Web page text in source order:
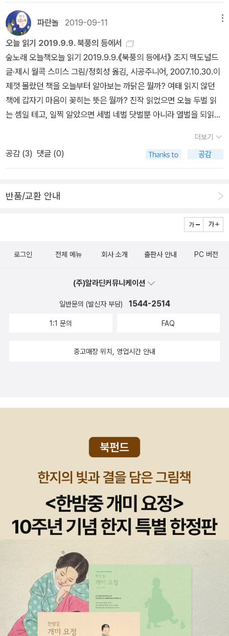
어른이자 어버이라면, 아이들이 사랑으로 물려받을 만한 글을 쓰고
책을 엮을 일이라고 봅니다. 우리가 ‘사람’이라면, 우리 글감과 그림감
과 사진감과 이야깃감은 늘 ‘사랑’이되, ‘숲빛으로 물들면서 스스로 살
림을 짓고 노래하는 사랑’이어야 사람다우리라 봅니다. 쇳덩이가 가
득하고 죽음김(배기가스)이 매캐한 곳에서만 매미가 온힘을 쥐어짜
듯 악을 쓰면서 웁니다. 이와 달리 푸르게 우거진 숲에서 매미는 느긋
이 노래해요. 느긋이 노랫가락을 펴다가 쉬면서 바람을 마시고 해를
보고 나비를 지켜봅니다. 오늘날 서울(도시)은 매미가 노래를 잊고 잃
기로 해요. 어른으로서 무슨 글을 쓰고 읽는지 다시 살피기로 해요.
‘뜻있거나 좋은 책’이 아닌 ‘사랑으로 아름답고 참한 책’이 아니라면
구태여 읽을 까닭도 쓸 까닭도 없다고 봅니다. 돌개바람을 미워하거
까요? 돌개바람은 바다에서 태어납니다. 바다는 뭍을 사랑으로 포근
보기로 해요.ㅅㄴㄹ* 새로운 우리말꽃(국어사전) 짓는 일에 길동무
는 책숲, 숲노래’ 지기(최종규)가 쓴 책을 즐거이 장만해 주셔도 새로
록 추스릅니다. 어떤 말이든 곱씹어 보고서 스스로 펼 새말을 손수 짓
고 엮고 여미어서 옮깁니다. 그림책 느낌글을 쓰든 삶책(인문책) 느낌
글을 쓰든, 우리는 부드럽고 쉽게 가다듬으면 됩니다. 문학평론·사회
비평을 하는 전문지식인 말씨로 그림책 느낌글을 적는다면 어쩐지 어
린이하고 동떨어지는구나 싶습니다. 그림책은 첫째도 둘째도 셋째도
‘놀이’가 바탕입니다. 이 놀이를 ‘사랑’으로 그리고 나누지요. 놀면서
사랑을 배우는 아이들이 ‘어떤 말’을 쓸까 하고 헤아리면, 그림책 느낌
글로 담아낼 말결, 그림책을 바라보는 눈빛, 아이들하고 하루를 신나
게 노는 살림, 아이들이 어버이한테서 물려받을 사랑, 이 모두 확 피어
나겠지요.* 덧 : 《펠레의 새 옷》이라든지 《닭들이 이상해》라든지 《날
아라 꼬마지빠귀야》나 《닉 아저씨의 뜨개질》 같은 그림책, 《영리한
려 보면 “말씨(말이라는 씨앗)”가 어떤 힘이 있는지 새록새록 들여다
파란놀 2019-09-11
오늘 읽기 2019.9.9. 북풍의 등에서
숲노래 오늘책오늘 읽기 2019.9.9.《북풍의 등에서》 조지 맥도널드
글·제시 월콕 스미스 그림/정회성 옮김, 시공주니어, 2007.10.30.이
제껏 몰랐던 책을 오늘부터 알아보는 까닭은 뭘까? 여태 읽지 않던
책에 갑자기 마음이 꽂히는 뜻은 뭘까? 진작 읽었으면 오늘 두벌 읽
는 셈일 테고, 일찍 알았으면 세벌 네벌 닷벌뿐 아니라 열벌을 되읽으
알아보면서 그동안 바람하고 어떻게 이야기를 할 수 있었나 하고 새
삼스레 되새기고, 한결 깊고 즐겁게 바람놀이를 누리기도 한다. 《북풍
의 등에서》를 아이들하고 어떻게 읽으면 좋을까? 첫머리를 지나 이
한국에서는 《하느님의 눈물》쯤을 이 글에 댈 만하겠으나, 높바람(북
풍)이 어떤 숨결이요 무엇을 하며 어떻게 이 별을 사랑으로 보듬는가
하는 대목을 짚는 줄거리를 본다면, 아직 한국에서는 이만큼 깊고 넓
무엇하겠는가. ‘법만 잘 지킬’ 뿐, 법에 난 구멍으로 요리조리 빠져나
망가뜨리겠는가. 우리는 ‘법만 잘 지킬’ 사람이 아니라 ‘아름답고 즐겁
게 사랑하면서 삶을 짓는 숨결’을 어른으로 먼저 살고 아이한테 물려
더보기
공감 (3) 댓글 (0)
반품/교환 안내
로그인 전체 메뉴 회사 소개 출판사 안내 PC 버전
(주)알라딘커뮤니케이션
일반문의 (발신자 부담) 1544-2514
1:1 문의 FAQ
중고매장 위치, 영업시간 안내